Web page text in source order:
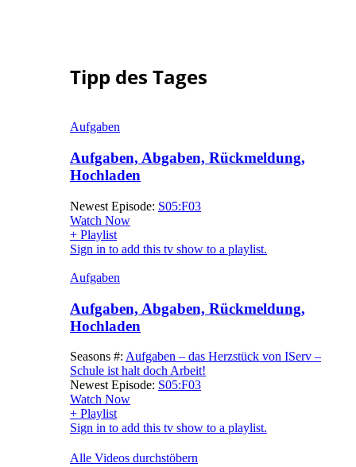
Tipp des Tages
Aufgaben
Aufgaben, Abgaben, Rückmeldung,
Hochladen
Newest Episode: S05:F03
Watch Now
+ Playlist
Sign in to add this tv show to a playlist.
Aufgaben
Aufgaben, Abgaben, Rückmeldung,
Hochladen
Seasons #: Aufgaben – das Herzstück von IServ –
Schule ist halt doch Arbeit!
Newest Episode: S05:F03
Watch Now
+ Playlist
Sign in to add this tv show to a playlist.
Alle Videos durchstöbern